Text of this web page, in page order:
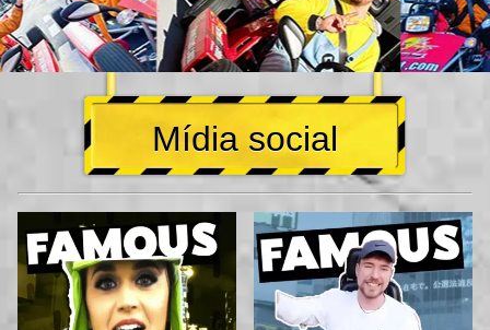
Mídia social